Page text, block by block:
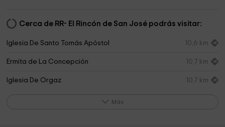
Cerca de RR- El Rincón de San José podrás visitar:
Iglesia De Santo Tomás Apóstol 10,6 km
Ermita de La Concepción 10,7 km
Iglesia De Orgaz 10,7 km
Más